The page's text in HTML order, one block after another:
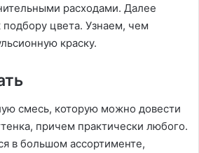
расходами. Далее
цвета. Узнаем, чем
краску.
смесь, которую можно довести
причем практически любого.
в большом ассортименте,